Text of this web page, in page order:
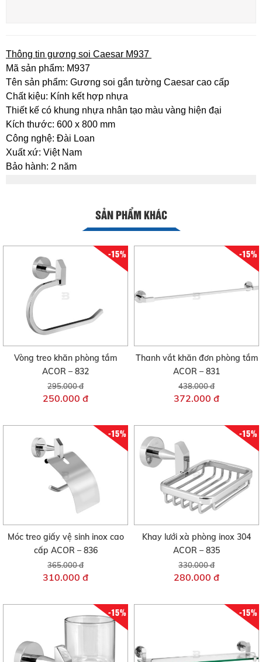
Thông tin gương soi Caesar M937
Mã sản phẩm: M937
Tên sản phẩm: Gương soi gắn tường Caesar cao cấp
Chất kiệu: Kính kết hợp nhựa
Thiết kế có khung nhựa nhân tạo màu vàng hiện đại
Kích thước: 600 x 800 mm
Công nghệ: Đài Loan
Xuất xứ: Việt Nam
Bảo hành: 2 năm
SẢN PHẨM KHÁC
-15%
Vòng treo khăn phòng tắm
ACOR – 832
295.000 đ
250.000 đ
-15%
Thanh vắt khăn đơn phòng tắm
ACOR – 831
438.000 đ
372.000 đ
-15%
Móc treo giấy vệ sinh inox cao
cấp ACOR – 836
365.000 đ
310.000 đ
-15%
Khay lưới xà phòng inox 304
ACOR – 835
330.000 đ
280.000 đ
-15% -15%